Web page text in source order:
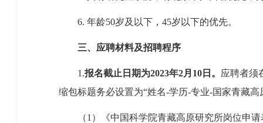
6. 年龄50岁及以下， 45岁以下的优先。
三、 应聘材料及招聘程序
1.报名截止日期为2023年2月 10 日。 应聘者须
缩包标题务必设置为“姓名-学历-专业-国家青藏高
（1 ） 《中国科学院青藏高原研究所岗位申